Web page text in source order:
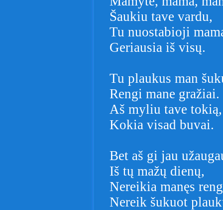
Šaukiu tave vardu,
Tu nuostabioji
Geriausia iš visų.
Tu plaukus man
Rengi mane gražiai.
Aš myliu tave tokią,
Kokia visad buvai.
Bet aš gi jau
Iš tų mažų dienų,
Nereikia manęs
Nereik šukuot